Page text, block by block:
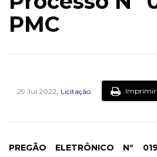
PMC
29 Jul 2022, Licitação Imprimir
PREGÃO ELETRÔNICO Nº